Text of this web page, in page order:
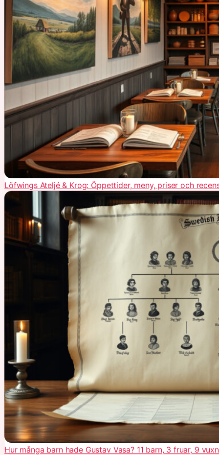
Löfwings Ateljé & Krog: Öppettider, meny, priser och
Hur många barn hade Gustav Vasa? 11 barn, 3 fruar, 9